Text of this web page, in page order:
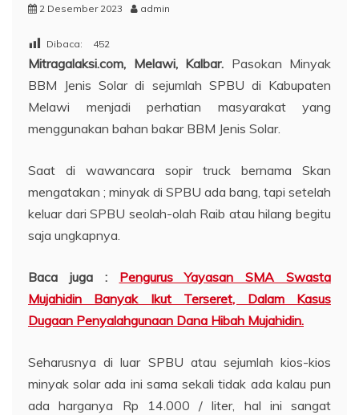
2 Desember 2023 admin
Dibaca: 452
Mitragalaksi.com, Melawi, Kalbar. Pasokan Minyak
BBM Jenis Solar di sejumlah SPBU di Kabupaten
Melawi menjadi perhatian masyarakat yang
menggunakan bahan bakar BBM Jenis Solar.
Saat di wawancara sopir truck bernama Skan
mengatakan ; minyak di SPBU ada bang, tapi setelah
keluar dari SPBU seolah-olah Raib atau hilang begitu
saja ungkapnya.
Baca juga : Pengurus Yayasan SMA Swasta
Mujahidin Banyak Ikut Terseret, Dalam Kasus
Dugaan Penyalahgunaan Dana Hibah Mujahidin.
Seharusnya di luar SPBU atau sejumlah kios-kios
minyak solar ada ini sama sekali tidak ada kalau pun
ada harganya Rp 14.000 / liter, hal ini sangat